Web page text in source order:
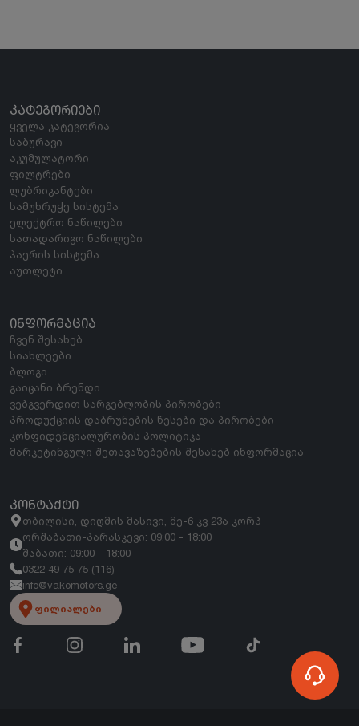
ᲙᲐᲢᲔᲒᲝᲠᲘᲔᲑᲘ
ყველა კატეგორია
საბურავი
აკუმულატორი
ფილტრები
ლუბრიკანტები
სამუხრუჭე სისტემა
ელექტრო ნაწილები
სათადარიგო ნაწილები
ჰაერის სისტემა
აუთლეტი
ᲘᲜᲤᲝᲠᲛᲐᲪᲘᲐ
ჩვენ შესახებ
სიახლეები
ბლოგი
გაიცანი ბრენდი
ვებგვერდით სარგებლობის პირობები
პროდუქციის დაბრუნების წესები და პირობები
კონფიდენციალურობის პოლიტიკა
მარკეტინგული შეთავაზებების შესახებ ინფორმაცია
ᲙᲝᲜᲢᲐᲥᲢᲘ
თბილისი, დიღმის მასივი, მე-6 კვ 23ა კორპ
ორშაბათი-პარასკევი: 09:00 - 18:00
შაბათი: 09:00 - 18:00
0322 49 75 75 (116)
info@vakomotors.ge
ფილიალები